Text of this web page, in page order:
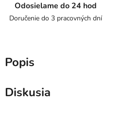
Odosielame do 24 hod
Doručenie do 3 pracovných dní
Popis
Diskusia